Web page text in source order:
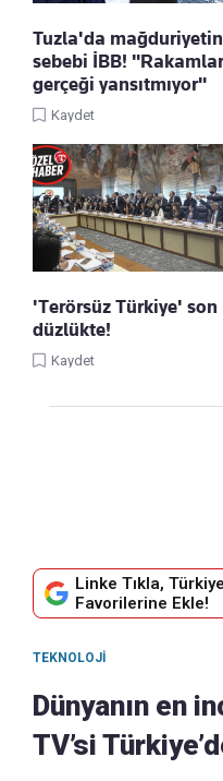
Tuzla'da mağduriyetin
sebebi İBB! "Rakamlar
gerçeği yansıtmıyor"
Kaydet
'Terörsüz Türkiye' son
düzlükte!
Kaydet
Linke Tıkla,
Favorilerine Ekle!
TEKNOLOJI
Dünyanın en
TV’si